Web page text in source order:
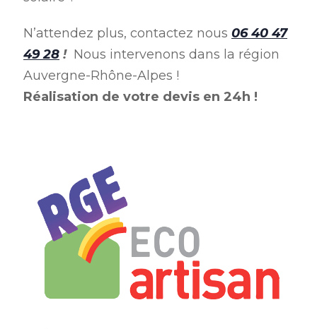
N’attendez plus, contactez nous 06 40 47
49 28 ! Nous intervenons dans la région
Auvergne-Rhône-Alpes !
Réalisation de votre devis en 24h !